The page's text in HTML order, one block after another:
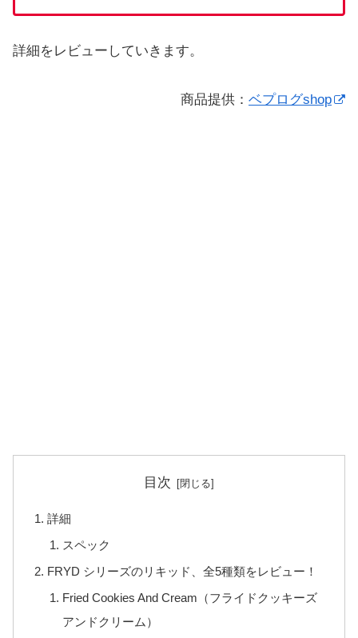
詳細をレビューしていきます。
商品提供： ベプログshop
目次
詳細
スペック
FRYD シリーズのリキッド、全5種類をレビュー！
Fried Cookies And Cream（フライドクッキーズ
アンドクリーム）